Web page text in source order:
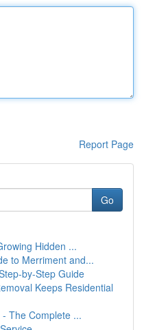
Report Page
Go
Hidden ...
to Merriment and...
by-Step Guide
Keeps Residential
The Complete ...